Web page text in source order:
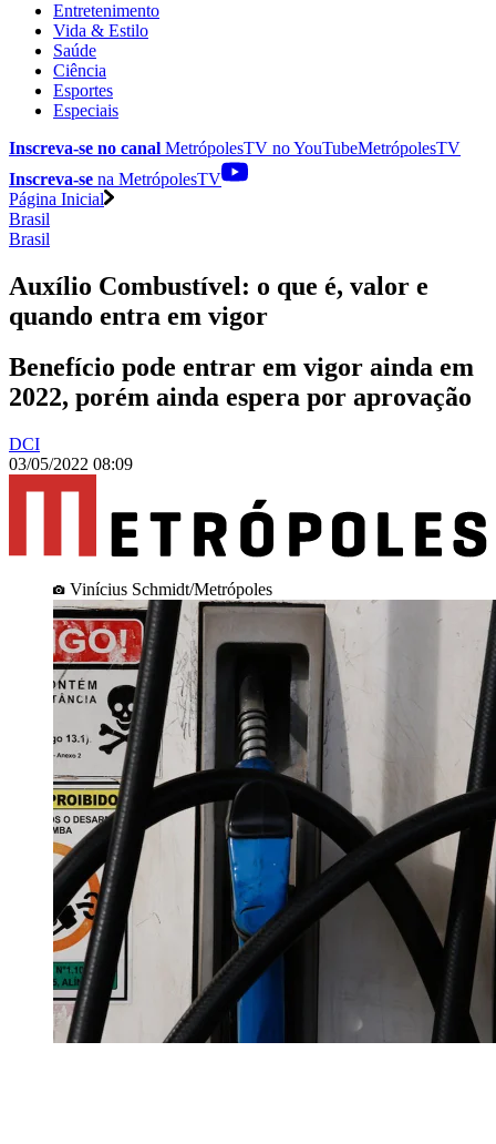
Entretenimento
Vida & Estilo
Saúde
Ciência
Esportes
Especiais
Inscreva-se no canal MetrópolesTV noYouTubeMetrópolesTV
Inscreva-se na MetrópolesTV
Página Inicial
Brasil
Brasil
Auxílio Combustível: o que é, valor e
quando entra em vigor
Benefício pode entrar em vigor ainda em
2022, porém ainda espera por aprovação
DCI
03/05/2022 08:09
Vinícius Schmidt/Metrópoles